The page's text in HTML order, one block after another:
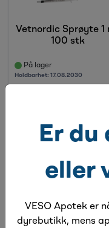
Vetnordic Sprøyte 1
100 stk
På lager
Holdbarhet: 17.08.2030
Er
eller
VESO Apotek er
dyrebutikk, mens